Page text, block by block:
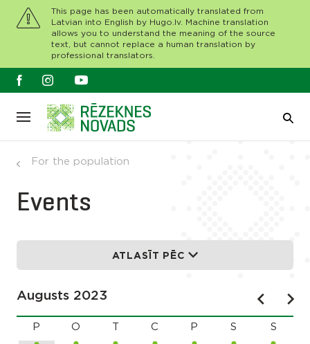
This page has been automatically translated from
Latvian into English by Hugo.lv. Machine translation
allows you to understand the meaning of the source
text, but cannot replace a human translation by
professional translators.
For the population
Events
ATLASĪT PĒC
Augusts 2023
P O C P S S